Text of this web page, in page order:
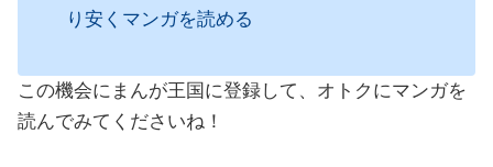
り安くマンガを読める
この機会にまんが王国に登録して、オトクにマンガを
読んでみてくださいね！